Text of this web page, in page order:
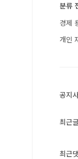
분류
경제
개인
공지
최근글
최근